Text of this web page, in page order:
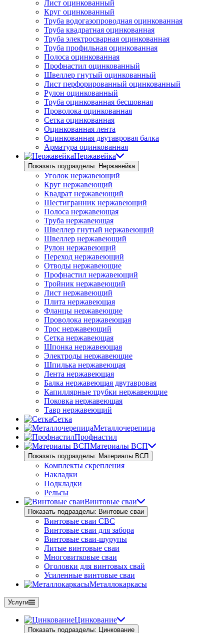
Лист оцинкованный
Круг оцинкованный
Труба водогазопроводная оцинкованная
Труба квадратная оцинкованная
Труба электросварная оцинкованная
Труба профильная оцинкованная
Полоса оцинкованная
Профнастил оцинкованный
Швеллер гнутый оцинкованный
Лист перфорированный оцинкованный
Рулон оцинкованный
Труба оцинкованная бесшовная
Проволока оцинкованная
Сетка оцинкованная
Оцинкованная лента
Оцинкованная двутавровая балка
Арматура оцинкованная
Нержавейка
Показать подразделы: Нержавейка
Уголок нержавеющий
Круг нержавеющий
Квадрат нержавеющий
Шестигранник нержавеющий
Полоса нержавеющая
Труба нержавеющая
Швеллер гнутый нержавеющий
Швеллер нержавеющий
Рулон нержавеющий
Переход нержавеющий
Отводы нержавеющие
Профнастил нержавеющий
Тройник нержавеющий
Лист нержавеющий
Плита нержавеющая
Фланцы нержавеющие
Проволока нержавеющая
Трос нержавеющий
Сетка нержавеющая
Шпонка нержавеющая
Электроды нержавеющие
Шпилька нержавеющая
Лента нержавеющая
Балка нержавеющая двутавровая
Капиллярные трубки нержавеющие
Поковка нержавеющая
Тавр нержавеющий
Сетка
Металлочерепица
Профнастил
Материалы ВСП
Показать подразделы: Материалы ВСП
Комплекты скрепления
Накладки
Подкладки
Рельсы
Винтовые сваи
Показать подразделы: Винтовые сваи
Винтовые сваи СВС
Винтовые сваи для забора
Винтовые сваи-шурупы
Литые винтовые сваи
Многовитковые сваи
Оголовки для винтовых свай
Усиленные винтовые сваи
Металлокаркасы
Услуги
Цинкование
Показать подразделы: Цинкование